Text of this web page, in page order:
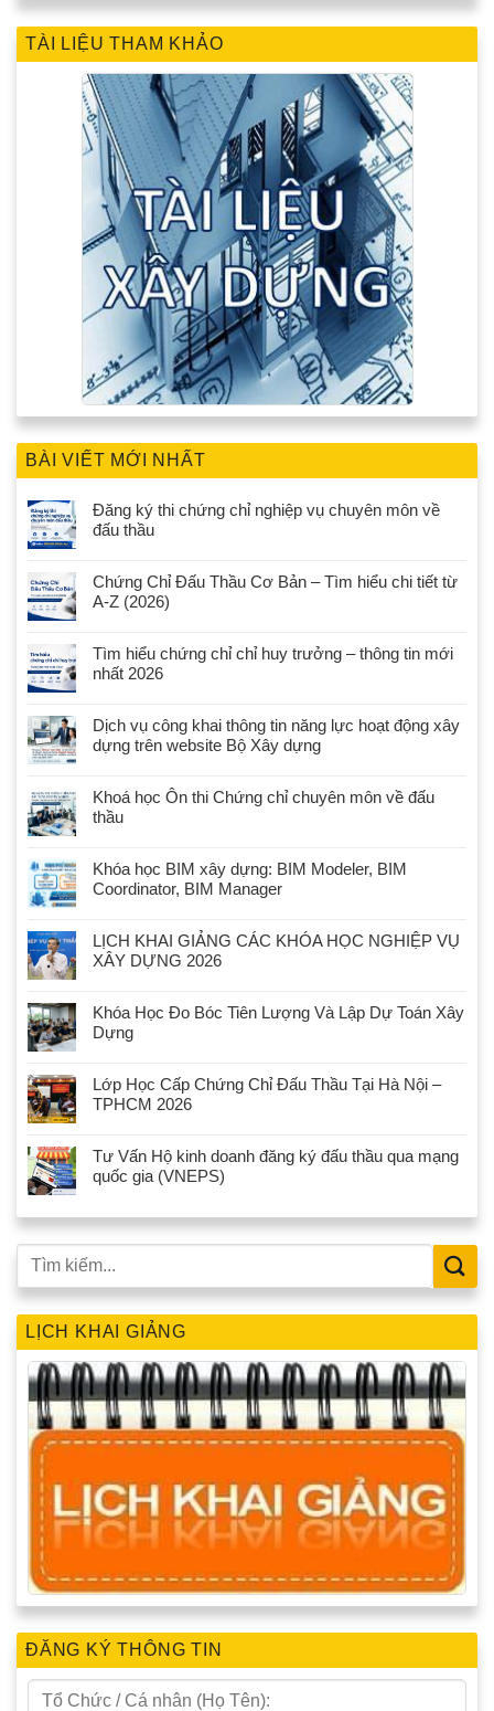
TÀI LIỆU THAM KHẢO
BÀI VIẾT MỚI NHẤT
Đăng ký thi chứng chỉ nghiệp vụ chuyên môn về
đấu thầu
Chứng Chỉ Đấu Thầu Cơ Bản – Tìm hiểu chi tiết từ
A-Z (2026)
Tìm hiểu chứng chỉ chỉ huy trưởng – thông tin mới
nhất 2026
Dịch vụ công khai thông tin năng lực hoạt động xây
dựng trên website Bộ Xây dựng
Khoá học Ôn thi Chứng chỉ chuyên môn về đấu
thầu
Khóa học BIM xây dựng: BIM Modeler, BIM
Coordinator, BIM Manager
LỊCH KHAI GIẢNG CÁC KHÓA HỌC NGHIỆP VỤ
XÂY DỰNG 2026
Khóa Học Đo Bóc Tiên Lượng Và Lập Dự Toán Xây
Dựng
Lớp Học Cấp Chứng Chỉ Đấu Thầu Tại Hà Nội –
TPHCM 2026
Tư Vấn Hộ kinh doanh đăng ký đấu thầu qua mạng
quốc gia (VNEPS)
LỊCH KHAI GIẢNG
ĐĂNG KÝ THÔNG TIN